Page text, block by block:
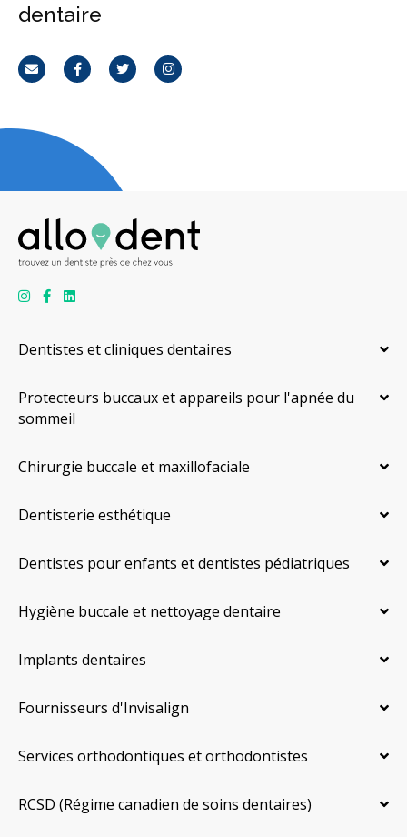
dentaire
CourrielFacebookTwitterInstagram
Dentistes et cliniques dentaires
Protecteurs buccaux et appareils pour l'apnée du
sommeil
Chirurgie buccale et maxillofaciale
Dentisterie esthétique
Dentistes pour enfants et dentistes pédiatriques
Hygiène buccale et nettoyage dentaire
Implants dentaires
Fournisseurs d'Invisalign
Services orthodontiques et orthodontistes
RCSD (Régime canadien de soins dentaires)